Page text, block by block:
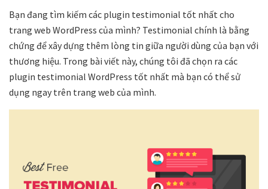
Bạn đang tìm kiếm các plugin testimonial tốt nhất cho
trang web WordPress của mình? Testimonial chính là bằng
chứng để xây dựng thêm lòng tin giữa người dùng của bạn với
thương hiệu. Trong bài viết này, chúng tôi đã chọn ra các
plugin testimonial WordPress tốt nhất mà bạn có thể sử
dụng ngay trên trang web của mình.